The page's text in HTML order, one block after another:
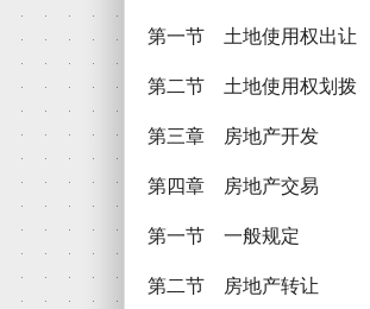
第一节 土地使用权出让
第二节 土地使用权划拨
第三章 房地产开发
第四章 房地产交易
第一节 一般规定
第二节 房地产转让